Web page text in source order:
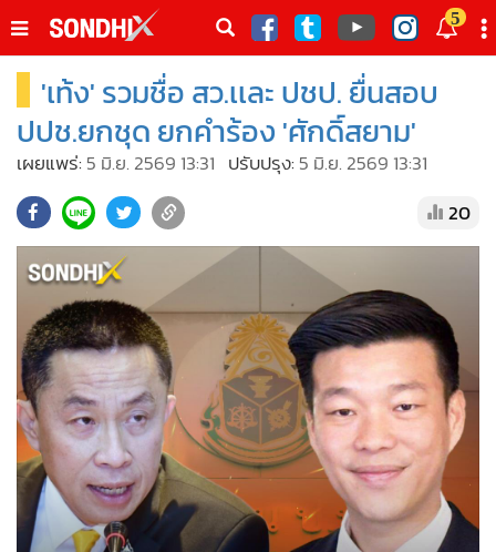
ดต
5
หน้าหลัก
•
SondhiX
Social
• Sondhitalk
ผู้เฒ่าเล่าเรื่อง
• ข่าวลึกปมลับ
• Exclusive Health
• ผู้จัดกวน
• น่าสนใจ
• ข่าวอัพเดต
• เศรษฐกิจ-ธุรกิจ
สังคม-โซเชียล
'เท้ง' รวมชื่อ สว.เเละ ปชป. ยื่นสอบ
ปปช.ยกชุด ยกคำร้อง 'ศักดิ์สยาม'
เผยแพร่:5 มิ.ย. 2569 13:31 ปรับปรุง:5 มิ.ย. 2569 13:31
20